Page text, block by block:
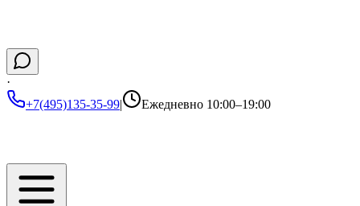
·
+7(495)135-35-99| Ежедневно 10:00–19:00